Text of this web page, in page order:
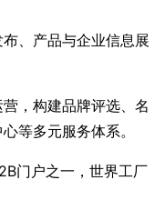
、产品与企业信息展
，构建品牌评选、名
等多元服务体系。
门户之一，世界工厂